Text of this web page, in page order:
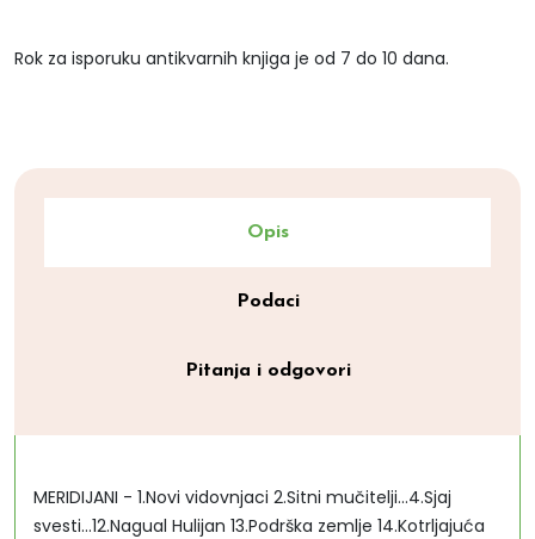
Rok za isporuku antikvarnih knjiga je od 7 do 10 dana.
Opis
Podaci
Pitanja i odgovori
MERIDIJANI - 1.Novi vidovnjaci 2.Sitni mučitelji...4.Sjaj
svesti...12.Nagual Hulijan 13.Podrška zemlje 14.Kotrljajuća